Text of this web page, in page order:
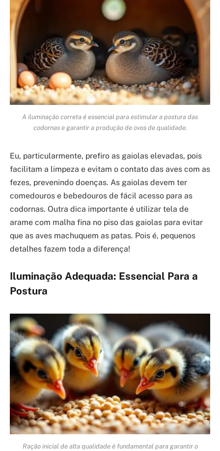
A iluminação correta é essencial para estimular a postura das
codornas e garantir a produção de ovos de qualidade.
Eu, particularmente, prefiro as gaiolas elevadas, pois
facilitam a limpeza e evitam o contato das aves com as
fezes, prevenindo doenças. As gaiolas devem ter
comedouros e bebedouros de fácil acesso para as
codornas. Outra dica importante é utilizar tela de
arame com malha fina no piso das gaiolas para evitar
que as aves machuquem as patas. Pois é, pequenos
detalhes fazem toda a diferença!
Iluminação Adequada: Essencial Para a
Postura
Ração inicial de alta qualidade é fundamental para garantir o